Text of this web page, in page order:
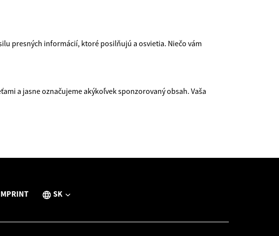
presných informácií, ktoré posilňujú a osvietia. Niečo vám
a jasne označujeme akýkoľvek sponzorovaný obsah. Vaša
SK